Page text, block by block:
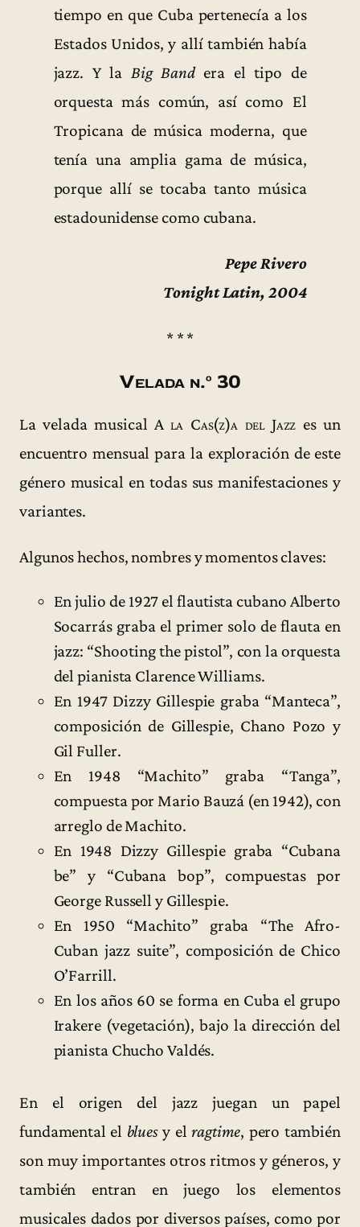
tiempo en que Cuba pertenecía a los
Estados Unidos, y allí también había
jazz. Y la Big Bandera el tipo de
orquesta más común, así como El
Tropicana de música moderna, que
tenía una amplia gama de música,
porque allí se tocaba tanto música
estadounidense como cubana.
Pepe Rivero
Tonight Latin, 2004
* * *
Velada n.º 30
La velada musicalA la Cas(z)a del Jazz es un
encuentro mensual para la exploración de este
género musical en todas sus manifestaciones y
variantes.
Algunos hechos, nombres y momentos claves:
En julio de 1927 el flautista cubano Alberto
Socarrás graba el primer solo de flauta en
jazz: “Shooting the pistol”, con la orquesta
del pianista Clarence Williams.
En 1947 Dizzy Gillespie graba “Manteca”,
composición de Gillespie, Chano Pozo y
Gil Fuller.
En 1948 “Machito” graba “Tanga”,
compuesta por Mario Bauzá (en 1942), con
arreglo de Machito.
En 1948 Dizzy Gillespie graba “Cubana
be” y “Cubana bop”, compuestas por
George Russell y Gillespie.
En 1950 “Machito” graba “The Afro-
Cuban jazz suite”, composición de Chico
O’Farrill.
En los años 60 se forma en Cuba el grupo
Irakere (vegetación), bajo la dirección del
pianista Chucho Valdés.
En el origen del jazz juegan un papel
fundamental el blues y elragtime, pero también
son muy importantes otros ritmos y géneros, y
también entran en juego los elementos
musicales dados por diversos países, como por